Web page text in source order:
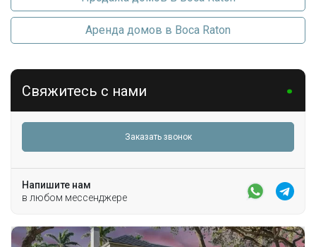
Кондиционеры Центральное кондиционер
Измельчитель мусора
Микроволновая печь
Холодильник
Парковка
Аренда домов в Boca Raton
Свяжитесь с нами
Заказать звонок
Напишите нам
в любом мессенджере